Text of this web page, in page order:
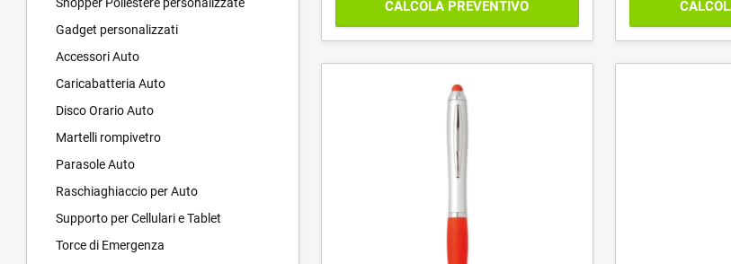
Gadget personalizzati
Accessori Auto
Caricabatteria Auto
Disco Orario Auto
Martelli rompivetro
Parasole Auto
Raschiaghiaccio per Auto
Supporto per Cellulari e Tablet
Torce di Emergenza
CALCOLA PREVENTIVO